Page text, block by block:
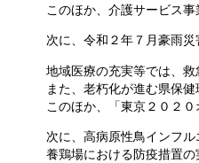
このほか、介護サービス事
次に、令和２年７月豪雨災
地域医療の充実等では、救
また、老朽化が進む県保健
このほか、「東京２０２０
次に、高病原性鳥インフル
養鶏場における防疫措置の